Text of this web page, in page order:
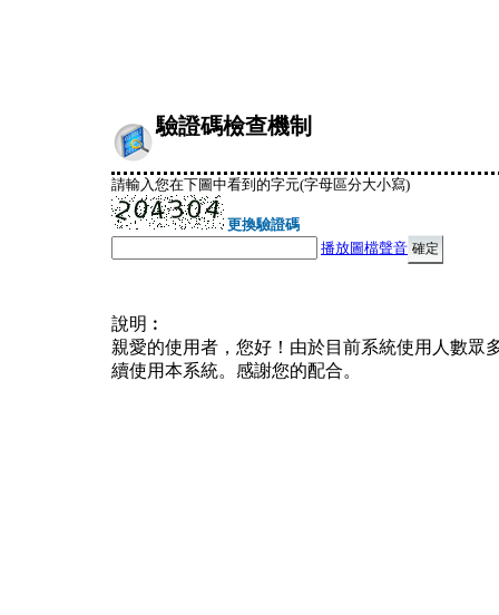
驗證碼檢查機制
請輸入您在下圖中看到的字元(字母區分大小寫)
更換驗證碼
播放圖檔聲音
說明︰
親愛的使用者，您好！由於目前系統使用人數眾
續使用本系統。感謝您的配合。